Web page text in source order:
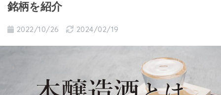
銘柄を紹介
2022/10/26 2024/02/19